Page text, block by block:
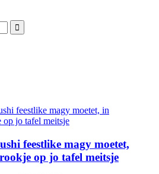
feestlike magy moetet,
op jo tafel meitsje